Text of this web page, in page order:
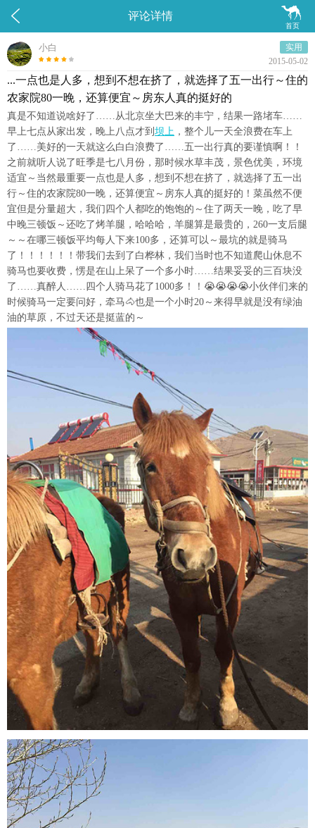
 
首页
评论详情
小白
实用
2015-05-02
...一点也是人多，想到不想在挤了，就选择了五一出行～住的
农家院80一晚，还算便宜～房东人真的挺好的
真是不知道说啥好了……从北京坐大巴来的丰宁，结果一路堵车……
早上七点从家出发，晚上八点才到 坝上 ，整个儿一天全浪费在车上
了……美好的一天就这么白白浪费了……五一出行真的要谨慎啊！！
之前就听人说了旺季是七八月份，那时候水草丰茂，景色优美，环境
适宜～当然最重要一点也是人多，想到不想在挤了，就选择了五一出
行～住的农家院80一晚，还算便宜～房东人真的挺好的！菜虽然不便
宜但是分量超大，我们四个人都吃的饱饱的～住了两天一晚，吃了早
中晚三顿饭～还吃了烤羊腿，哈哈哈，羊腿算是最贵的，260一支后腿
～～在哪三顿饭平均每人下来100多，还算可以～最坑的就是骑马
了！！！！！！带我们去到了白桦林，我们当时也不知道爬山休息不
骑马也要收费，愣是在山上呆了一个多小时……结果妥妥的三百块没
了……真醉人……四个人骑马花了1000多！！😭😭😭😭小伙伴们来的
时候骑马一定要问好，牵马🐴也是一个小时20～来得早就是没有绿油
油的草原，不过天还是挺蓝的～